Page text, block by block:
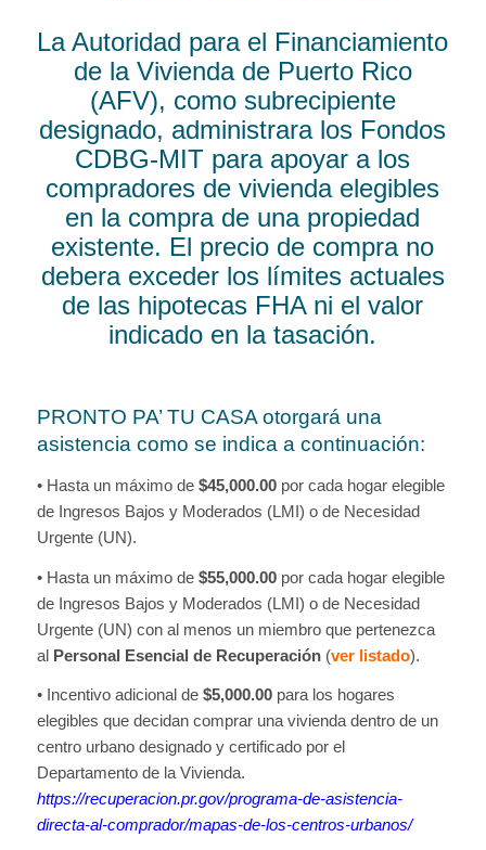
La Autoridad para el Financiamiento
de la Vivienda de Puerto Rico
(AFV), como subrecipiente
designado, administrara los Fondos
CDBG-MIT para apoyar a los
compradores de vivienda elegibles
en la compra de una propiedad
existente. El precio de compra no
debera exceder los límites actuales
de las hipotecas FHA ni el valor
indicado en la tasación.
PRONTO PA’ TU CASA otorgará una
asistencia como se indica a continuación:
• Hasta un máximo de $45,000.00por cada hogar elegible
de Ingresos Bajos y Moderados (LMI) o de Necesidad
Urgente (UN).
• Hasta un máximo de $55,000.00por cada hogar elegible
de Ingresos Bajos y Moderados (LMI) o de Necesidad
Urgente (UN) con al menos un miembro que pertenezca
al Personal Esencial de Recuperación(ver listado).
• Incentivo adicional de $5,000.00para los hogares
elegibles que decidan comprar una vivienda dentro de un
centro urbano designado y certificado por el
Departamento de la Vivienda.
https://recuperacion.pr.gov/programa-de-asistencia-
directa-al-comprador/mapas-de-los-centros-urbanos/